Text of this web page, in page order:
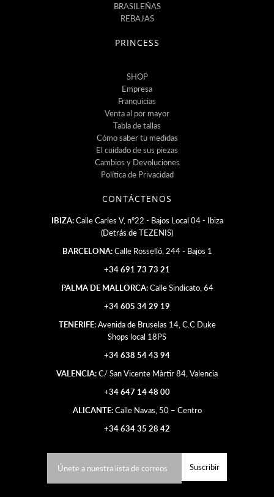
BRASILEÑAS
REBAJAS
PRINCESS
SHOP
Empresa
Franquicias
Venta al por mayor
Tabla de tallas
Cómo saber tu medidas
El cuidado de sus piezas
Cambios y Devoluciones
Política de Privacidad
CONTÁCTENOS
IBIZA:Calle Carles V, nº22 - Bajos Local 04 - Ibiza
(Detrás de TEZENIS)
BARCELONA:Calle Rosselló, 244 - Bajos 1
+34 691 73 73 21
PALMA DE MALLORCA:Calle Sindicato, 64
+34 605 34 29 19
TENERIFE:Avenida de Bruselas 14, C.C Duke
Shops local 18PS
+34 638 54 43 94
VALENCIA:C/ San Vicente Màrtir 84, Valencia
+34 647 14 48 00
ALICANTE:Calle Navas, 50 – Centro
+34 634 35 28 42